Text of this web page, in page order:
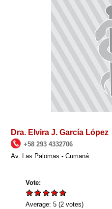
Dra. Elvira J. García López
+58 293 4332706
Av. Las Palomas - Cumaná
Vote:
Average:5 (2 votes)